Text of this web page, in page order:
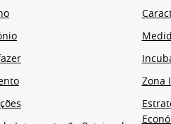
Zona